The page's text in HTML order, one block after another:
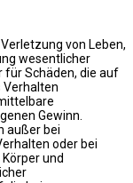
von Leben,
wesentlicher
für Schäden, die auf
Verhalten
Gewinn.
außer bei
oder bei
und